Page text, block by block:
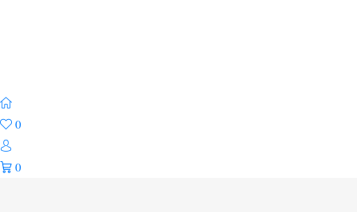
0
0